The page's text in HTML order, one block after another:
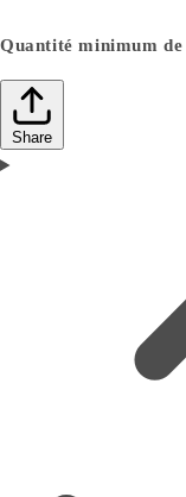
Quantité minimum
Share